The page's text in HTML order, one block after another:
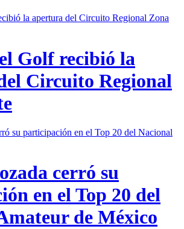
Golf recibió la
Circuito Regional
cerró su
en el Top 20 del
de México